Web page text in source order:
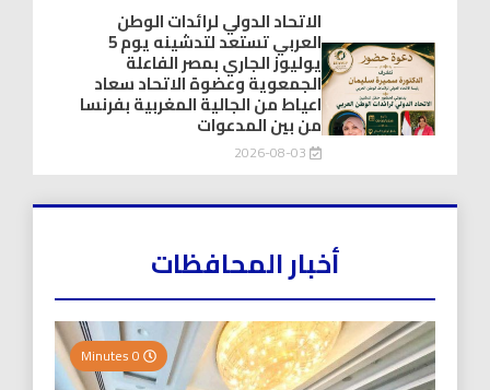
الاتحاد الدولي لرائدات الوطن
العربي تستعد لتدشينه يوم 5
يوليوز الجاري بمصر الفاعلة
الجمعوية وعضوة الاتحاد سعاد
اعياط من الجالية المغربية بفرنسا
من بين المدعوات
2026-08-03
أخبار المحافظات